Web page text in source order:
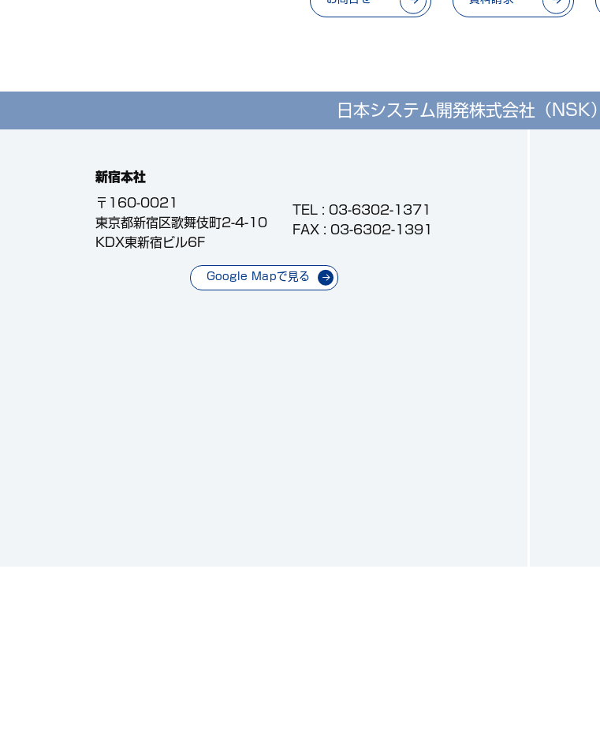
日本システム開発株式会社（NSK）
新宿本社
〒160-0021
東京都新宿区歌舞伎町2-4-10
KDX東新宿ビル6F
TEL : 03-6302-1371
FAX : 03-6302-1391
Google Mapで見る